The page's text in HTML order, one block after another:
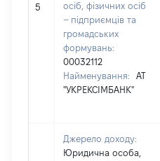
5
осіб, фізичних осіб
– підприємців та
громадських
формувань:
00032112
Найменування:
АТ
"УКРЕКСІМБАНК"
Джерело доходу:
Юридична особа,